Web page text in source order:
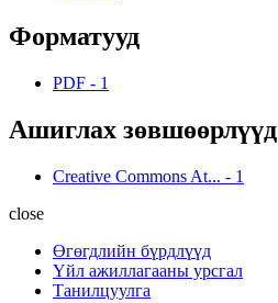
Форматууд
PDF - 1
Ашиглах зөвшөөрлүүд
Creative Commons At... - 1
close
Өгөгдлийн бүрдлүүд
Үйл ажиллагааны урсгал
Танилцуулга